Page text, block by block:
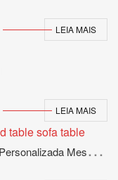
LEIA MAIS
LEIA MAIS
M
Esa De Centro Acrílica Transparente Personalizada Mesa De Cabeceira Mesa De Sofá